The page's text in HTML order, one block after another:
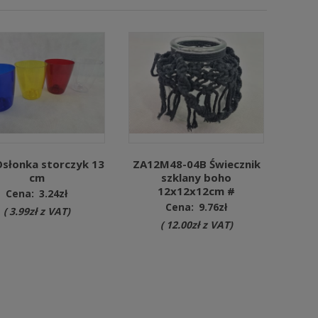
storczyk 13
cm
Cena: 3.24zł
( 3.99złz VAT)
ZA12M48-04B Świecznik
szklany boho
12x12x12cm #
Cena: 9.76zł
( 12.00złz VAT)